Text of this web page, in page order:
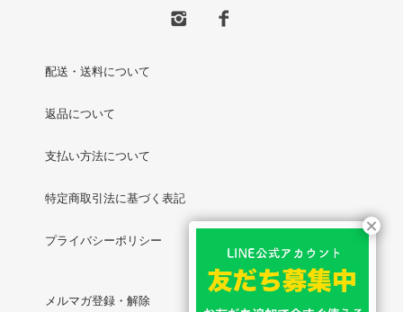
配送・送料について
返品について
支払い方法について
特定商取引法に基づく表記
プライバシーポリシー
メルマガ登録・解除